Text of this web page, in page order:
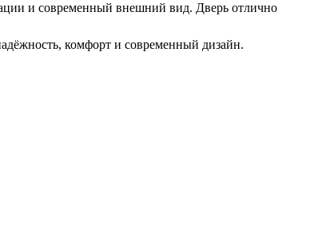
и современный внешний вид. Дверь отлично
комфорт и современный дизайн.